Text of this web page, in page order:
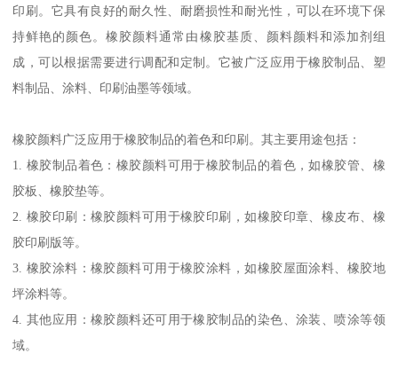
印刷。它具有良好的耐久性、耐磨损性和耐光性，可以在环境下保
持鲜艳的颜色。橡胶颜料通常由橡胶基质、颜料颜料和添加剂组
成，可以根据需要进行调配和定制。它被广泛应用于橡胶制品、塑
料制品、涂料、印刷油墨等领域。
橡胶颜料广泛应用于橡胶制品的着色和印刷。其主要用途包括：
1. 橡胶制品着色：橡胶颜料可用于橡胶制品的着色，如橡胶管、橡
胶板、橡胶垫等。
2. 橡胶印刷：橡胶颜料可用于橡胶印刷，如橡胶印章、橡皮布、橡
胶印刷版等。
3. 橡胶涂料：橡胶颜料可用于橡胶涂料，如橡胶屋面涂料、橡胶地
坪涂料等。
4. 其他应用：橡胶颜料还可用于橡胶制品的染色、涂装、喷涂等领
域。